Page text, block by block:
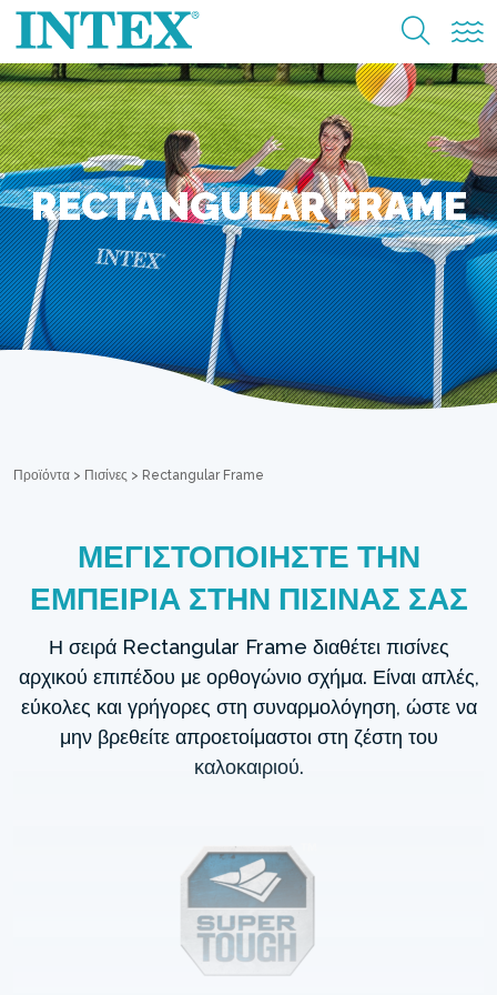
RECTANGULAR FRAME
Προϊόντα > Πισίνες > Rectangular Frame
ΜΕΓΙΣΤΟΠΟΙΗΣΤΕ ΤΗΝ
ΕΜΠΕΙΡΙΑ ΣΤΗΝ ΠΙΣΙΝΑΣ ΣΑΣ
Η σειρά Rectangular Frame διαθέτει πισίνες
αρχικού επιπέδου με ορθογώνιο σχήμα. Είναι απλές,
εύκολες και γρήγορες στη συναρμολόγηση, ώστε να
μην βρεθείτε απροετοίμαστοι στη ζέστη του
καλοκαιριού.